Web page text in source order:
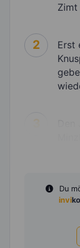
Zimt
2
Erst
Du
invi